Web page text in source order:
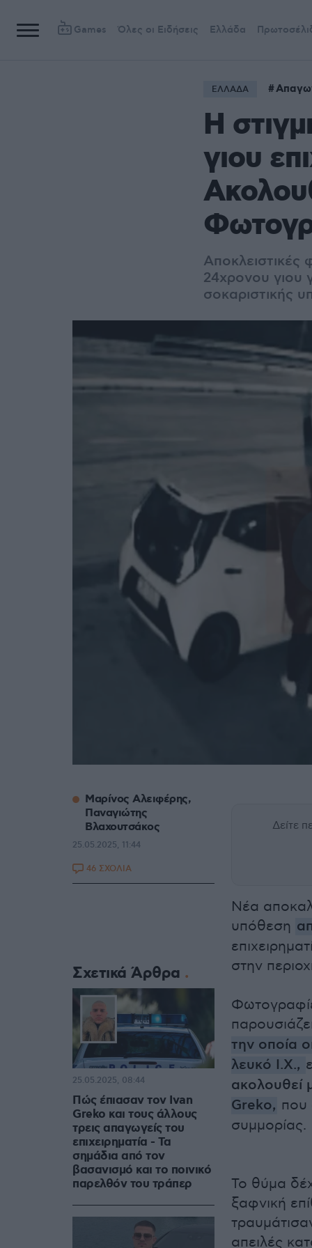
Games Όλες οι Ειδήσεις Ελλάδα
ΕΛΛΑΔΑ
Η
γιου
24χρονου γιου
σοκαριστικής
Δείτε
Νέα
υπόθεση
στην
την οποία
λευκό Ι.Χ.,
ακολουθεί
Greko, που
συμμορίας.
Το θύμα
ξαφνική
απειλές
Μαρίνος Αλειφέρης,
Παναγιώτης
Βλαχουτσάκος
25.05.2025, 11:44
46 ΣΧΟΛΙΑ
Σχετικά Άρθρα
Πώς έπιασαν τον Ivan
Greko και τους άλλους
τρεις απαγωγείς του
επιχειρηματία - Τα
σημάδια από τον
βασανισμό και το ποινικό
παρελθόν του τράπερ
25.05.2025, 08:44